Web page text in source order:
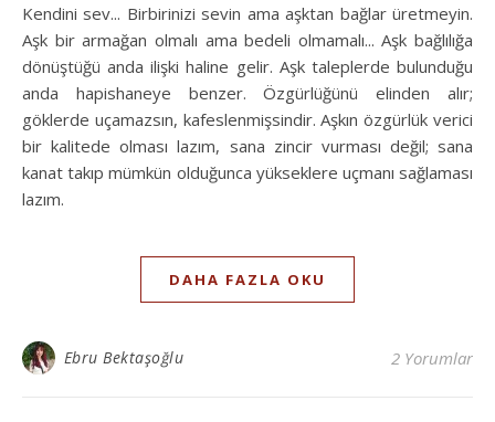
Kendini sev... Birbirinizi sevin ama aşktan bağlar üretmeyin.
Aşk bir armağan olmalı ama bedeli olmamalı... Aşk bağlılığa
dönüştüğü anda ilişki haline gelir. Aşk taleplerde bulunduğu
anda hapishaneye benzer. Özgürlüğünü elinden alır;
göklerde uçamazsın, kafeslenmişsindir. Aşkın özgürlük verici
bir kalitede olması lazım, sana zincir vurması değil; sana
kanat takıp mümkün olduğunca yükseklere uçmanı sağlaması
lazım.
DAHA FAZLA OKU
Ebru Bektaşoğlu 2 Yorumlar